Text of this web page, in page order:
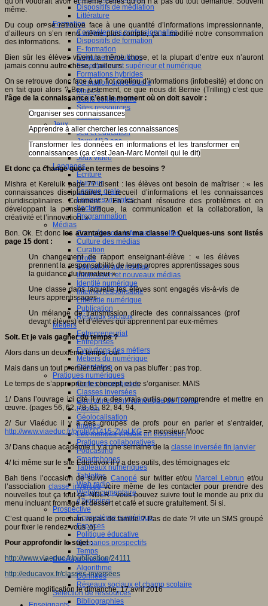
Dispositifs de médiation
Littérature
Formation
Compétences professionnelles
Dispositifs de formation
E- formation
Enjeux et évolutions
Enseignement supérieur et numérique
Formations hybrides
Formation universitaire
Mooc’s
Outils collaboratifs
Sites ressources
Tutorat
Jeux
Jeu et éducation
Jeux 4/12 ans
Jeux sérieux
Jeux vidéo
Langages
Ecriture
Humour
Langue orale
Langues vivantes
Lecture
Programmation
Médias
Compétences informationnelles
Culture des médias
Curation
Droits
Education aux médias
Information et nouveaux médias
Identité numérique
Internet responsable
Littératie numérique
Publication
Réseaux sociaux
Métiers
Entrepreneuriat
Entreprises
Evolutions des métiers
Métiers du numérique
Orientation
Pratiques numériques
Cartes heuristiques
Classes inversées
Environnement Numérique de Travail
Fablab
Géolocalisation
Images
Les mondes virtuels en éducation
Pratiques collaboratives
Podcasting
Smartphones
Tableaux numériques
Tablettes
Web radio
Webdocumentaire
eTwinning
Prospective
Ecosystème numérique
Espaces
Politique éducative
Scénarios prospectifs
Temps
Réseaux sociaux
Algorithme
Données
Réseaux sociaux et champ scolaire
Sélection de ressources
Bibliographies
même.
Du coup on se retrouve face à une quantité d’informations impressionnante,
d’ailleurs on s’en rend même plus compte, ça a modifié notre consommation
des informations.
Bien sûr les élèves vivent la même chose, et la plupart d’entre eux n’auront
jamais connu autre chose, d’ailleurs.
On se retrouve donc face à un flot continu d’informations (infobesité) et donc on
en fait quoi alors ? Ben justement, ce que nous dit Bernie (Trilling) c’est que
l’âge de la connaissance c’est le moment où on doit savoir :
Organiser ses connaissances
Apprendre à aller chercher les connaissances
Transformer les données en informations et les transformer en
connaissances (ça c’est Jean-Marc Monteil qui le dit)
Et donc ça change quoi en termes de besoins ?
Mishra et Kereluik page 77 disent : les élèves ont besoin de maîtriser : « les
connaissances disciplinaires, le recueil d’informations et les connaissances
pluridisciplinaires. Comment ? En sachant résoudre des problèmes et en
développant la pensée critique, la communication et la collaboration, la
créativité et l’innovation. »
Bon. Ok. Et donc les avantages dans ma classe ? Quelques-uns sont listés
page 15 dont :
Un changement de rapport enseignant-élève : « les élèves
prennent la responsabilité de leurs propres apprentissages sous
la guidance du formateur »
Une classe dans laquelle les élèves sont engagés vis-à-vis de
leurs apprentissages
Un mélange de transmission directe des connaissances (prof
devant élèves) et d’élèves qui apprennent par eux-mêmes
Soit. Et je vais gagner du temps ?
Alors dans un deuxième temps, oui.
Mais dans un tout premier temps, on va pas bluffer : pas trop.
Le temps de s’approprier le concept, et de s’organiser. MAIS
1/ Dans l’ouvrage ici cité il y a des vrais outils pour comprendre et mettre en
œuvre. (pages 56, 62, 78, 81, 82, 84, 94,
2/ Sur Viaéduc il y a des groupes de profs pour en parler et s’entraider,
http://www.viaeduc.fr/profil/31415-ZVqLKG => monsieur Mooc
3/ Dans chaque académie il y a une semaine de la classe inversée fin janvier
4/ Ici même sur le site Educavox il y a des outils, des témoignages etc
Bah tiens l’occasion de suivre Canopé sur twitter et/ou Marcel Lebrun et/ou
l’associationclasse inverséevoire même de les contacter pour prendre des
nouvelles tout ça tout ça. NDLR : vous pouvez suivre tout le monde au prix du
menu incluant fromage et dessert et café et sucre gratuitement. Si si.
C’est quand le prochain repas de famille ? Pas de date ?! vite un SMS groupé
pour fixer le rendez-vous ;o)
Pour approfondir le sujet :
http://www.viaeduc.fr/publication/24111
http://educavox.fr/classes-inversees
Dernière modification le dimanche, 17 avril 2016